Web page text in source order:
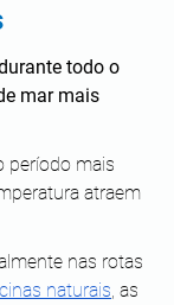
todo o
mar mais
período mais
atraem
nas rotas
naturais, as